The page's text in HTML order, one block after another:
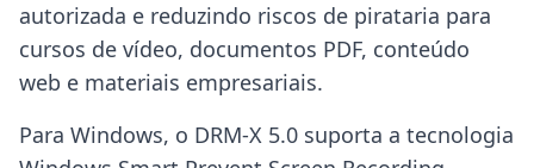
autorizada e reduzindo riscos de pirataria para
cursos de vídeo, documentos PDF, conteúdo
web e materiais empresariais.
Para Windows, o DRM-X 5.0 suporta a tecnologia